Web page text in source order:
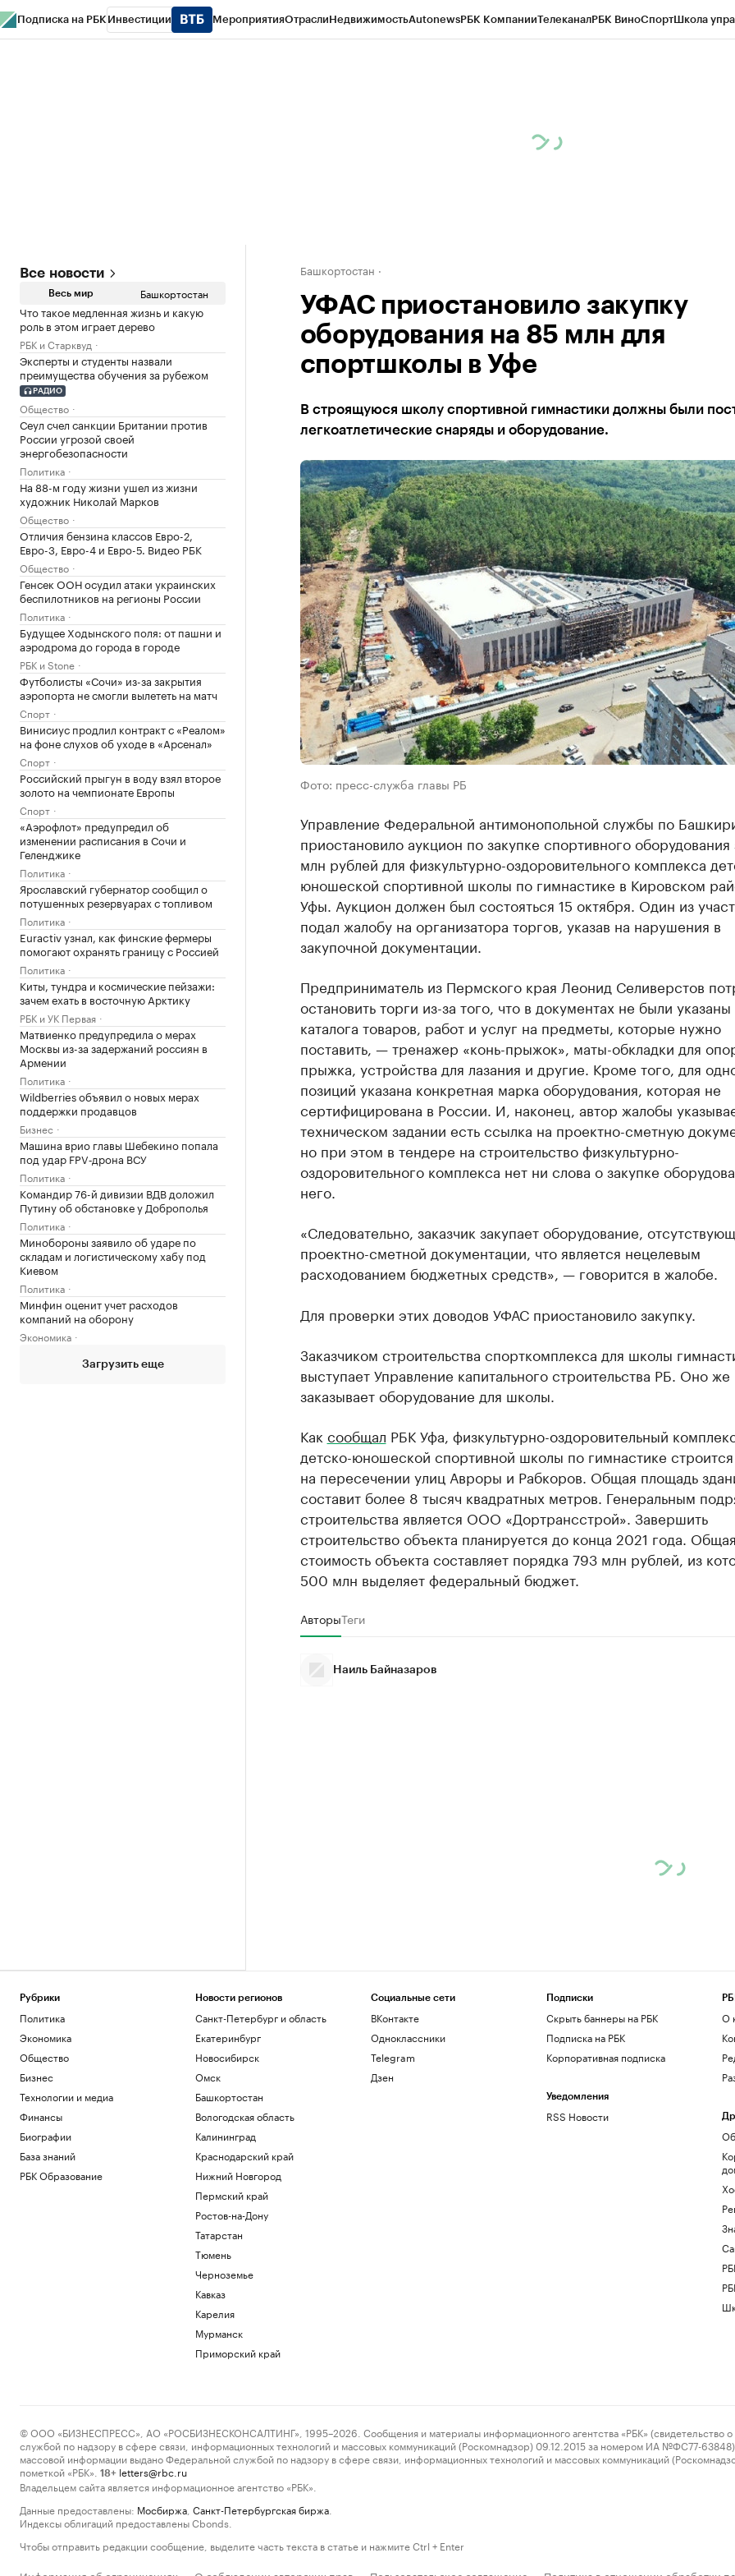
Подписка на РБК Инвестиции МероприятияОтраслиНедвижимостьAutonewsРБК КомпанииТелеканалРБК ВиноСпортШкола
Все новости
Весь мир Башкортостан
Что такое медленная жизнь и какую
роль в этом играет дерево
РБК и Старквуд
Эксперты и студенты назвали
преимущества обучения за рубежом
РАДИО
Общество
Сеул счел санкции Британии против
России угрозой своей
энергобезопасности
Политика
На 88-м году жизни ушел из жизни
художник Николай Марков
Общество
Отличия бензина классов Евро-2,
Евро-3, Евро-4 и Евро-5. Видео РБК
Общество
Генсек ООН осудил атаки украинских
беспилотников на регионы России
Политика
Будущее Ходынского поля: от пашни и
аэродрома до города в городе
РБК и Stone
Футболисты «Сочи» из-за закрытия
аэропорта не смогли вылететь на матч
Спорт
Винисиус продлил контракт с «Реалом»
на фоне слухов об уходе в «Арсенал»
Спорт
Российский прыгун в воду взял второе
золото на чемпионате Европы
Спорт
«Аэрофлот» предупредил об
изменении расписания в Сочи и
Геленджике
Политика
Ярославский губернатор сообщил о
потушенных резервуарах с топливом
Политика
Euractiv узнал, как финские фермеры
помогают охранять границу с Россией
Политика
Киты, тундра и космические пейзажи:
зачем ехать в восточную Арктику
РБК и УК Первая
Матвиенко предупредила о мерах
Москвы из-за задержаний россиян в
Армении
Политика
Wildberries объявил о новых мерах
поддержки продавцов
Бизнес
Машина врио главы Шебекино попала
под удар FPV‑дрона ВСУ
Политика
Командир 76-й дивизии ВДВ доложил
Путину об обстановке у Доброполья
Политика
Минобороны заявило об ударе по
складам и логистическому хабу под
Киевом
Политика
Минфин оценит учет расходов
компаний на оборону
Экономика
Загрузить еще
Башкортостан
УФАС приостановило закупку
оборудования на 85 млн для
спортшколы в Уфе
В строящуюся школу спортивной гимнастики должны были
легкоатлетические снаряды и оборудование.
Фото: пресс-служба главы РБ
Управление Федеральной антимонопольной службы по
приостановило аукцион по закупке спортивного оборудования
млн рублей для физкультурно-оздоровительного комплекса
юношеской спортивной школы по гимнастике в Кировском
Уфы. Аукцион должен был состояться 15 октября. Один из
подал жалобу на организатора торгов, указав на нарушения в
закупочной документации.
Предприниматель из Пермского края Леонид Селиверстов
остановить торги из-за того, что в документах не были
каталога товаров, работ и услуг на предметы, которые нужно
поставить, — тренажер «конь-прыжок», маты-обкладки для
прыжка, устройства для лазания и другие. Кроме того, для
позиций указана конкретная марка оборудования, которая не
сертифицирована в России. И, наконец, автор жалобы
техническом задании есть ссылка на проектно-сметную
но при этом в тендере на строительство физкультурно-
оздоровительного комплекса нет ни слова о закупке
него.
«Следовательно, заказчик закупает оборудование,
проектно-сметной документации, что является нецелевым
расходованием бюджетных средств», — говорится в жалобе.
Для проверки этих доводов УФАС приостановило закупку.
Заказчиком строительства спорткомплекса для школы
выступает Управление капитального строительства РБ. Оно же
заказывает оборудование для школы.
Как сообщал РБК Уфа, физкультурно-оздоровительный
детско-юношеской спортивной школы по гимнастике
на пересечении улиц Авроры и Рабкоров. Общая площадь
составит более 8 тысяч квадратных метров. Генеральным
строительства является ООО «Дортрансстрой». Завершить
строительство объекта планируется до конца 2021 года. Общая
стоимость объекта составляет порядка 793 млн рублей, из
500 млн выделяет федеральный бюджет.
АвторыТеги
Наиль Байназаров
Рубрики
Политика
Экономика
Общество
Бизнес
Технологии и медиа
Финансы
Биографии
База знаний
РБК Образование
Новости регионов
Санкт-Петербург и область
Екатеринбург
Новосибирск
Омск
Башкортостан
Вологодская область
Калининград
Краснодарский край
Нижний Новгород
Пермский край
Ростов-на-Дону
Татарстан
Тюмень
Черноземье
Кавказ
Карелия
Мурманск
Приморский край
Социальные сети
ВКонтакте
Одноклассники
Telegram
Дзен
Подписки
Скрыть баннеры на РБК
Подписка на РБК
Корпоративная подписка
Уведомления
RSS Новости
О
© ООО «БИЗНЕСПРЕСС», АО «РОСБИЗНЕСКОНСАЛТИНГ», 1995–2026. Сообщения и материалы информационного агентства «РБК» (свидетельство о
службой по надзору в сфере связи, информационных технологий и массовых коммуникаций (Роскомнадзор) 09.12.2015 за номером ИА №ФС77-63848)
массовой информации выдано Федеральной службой по надзору в сфере связи, информационных технологий и массовых коммуникаций
пометкой «РБК».
18+ letters@rbc.ru
Владельцем сайта является информационное агентство «РБК».
Данные предоставлены: Мосбиржа Санкт-Петербургская биржа
Индексы облигаций предоставлены Cbonds.
Чтобы отправить редакции сообщение, выделите часть текста в статье и нажмите Ctrl + Enter